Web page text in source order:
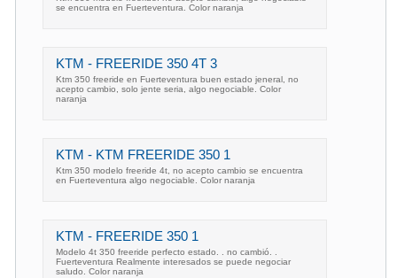
se encuentra en Fuerteventura. Color naranja
KTM - FREERIDE 350 4T 3
Ktm 350 freeride en Fuerteventura buen estado jeneral, no
acepto cambio, solo jente seria, algo negociable. Color
naranja
KTM - KTM FREERIDE 350 1
Ktm 350 modelo freeride 4t, no acepto cambio se encuentra
en Fuerteventura algo negociable. Color naranja
KTM - FREERIDE 350 1
Modelo 4t 350 freeride perfecto estado. . no cambió. .
Fuerteventura Realmente interesados se puede negociar
saludo. Color naranja